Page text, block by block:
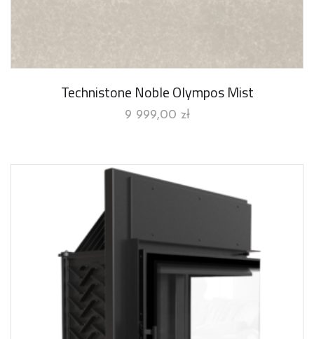
Technistone Noble Olympos Mist
9 999,00 zł